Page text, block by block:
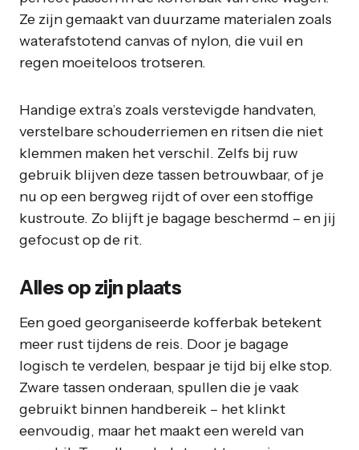
Ze zijn gemaakt van duurzame materialen zoals
waterafstotend canvas of nylon, die vuil en
regen moeiteloos trotseren.
Handige extra’s zoals verstevigde handvaten,
verstelbare schouderriemen en ritsen die niet
klemmen maken het verschil. Zelfs bij ruw
gebruik blijven deze tassen betrouwbaar, of je
nu op een bergweg rijdt of over een stoffige
kustroute. Zo blijft je bagage beschermd – en jij
gefocust op de rit.
Alles op zijn plaats
Een goed georganiseerde kofferbak betekent
meer rust tijdens de reis. Door je bagage
logisch te verdelen, bespaar je tijd bij elke stop.
Zware tassen onderaan, spullen die je vaak
gebruikt binnen handbereik – het klinkt
eenvoudig, maar het maakt een wereld van